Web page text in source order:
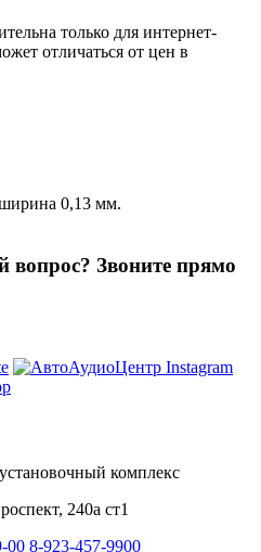
только для интернет-
отличаться от цен в
0,13 мм.
вопрос? Звоните прямо
комплекс
240а ст1
00 8-923-457-9900